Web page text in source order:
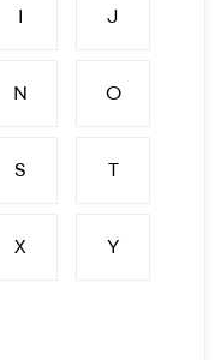
I J
N O
S T
X Y